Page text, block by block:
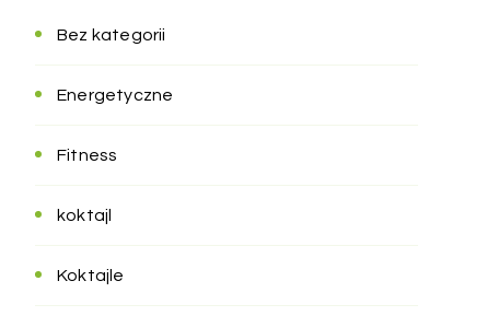
Bez kategorii
Energetyczne
Fitness
koktajl
Koktajle